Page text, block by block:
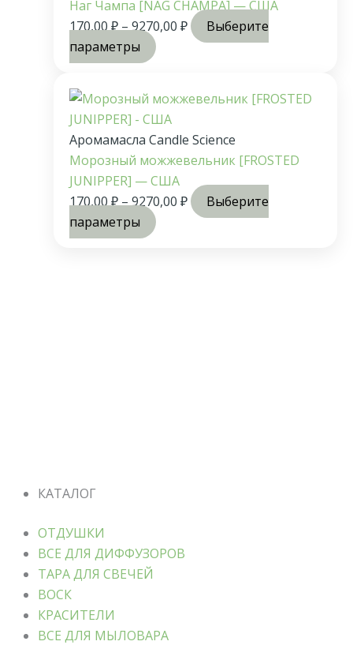
Наг Чампа [NAG CHAMPA] — США
170,00₽–9270,00 ₽
Выберите
параметры
Аромамасла Candle Science
Морозный можжевельник [FROSTED
JUNIPPER] — США
170,00₽–9270,00 ₽
Выберите
параметры
КАТАЛОГ
ОТДУШКИ
ВСЕ ДЛЯ ДИФФУЗОРОВ
ТАРА ДЛЯ СВЕЧЕЙ
ВОСК
КРАСИТЕЛИ
ВСЕ ДЛЯ МЫЛОВАРА